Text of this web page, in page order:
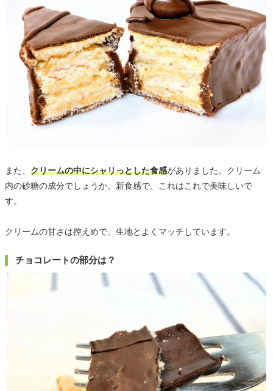
また、 クリームの中にシャリっとした食感がありました。クリーム
内の砂糖の成分でしょうか。新食感で、これはこれで美味しいで
す。
クリームの甘さは控えめで、生地とよくマッチしています。
チョコレートの部分は？